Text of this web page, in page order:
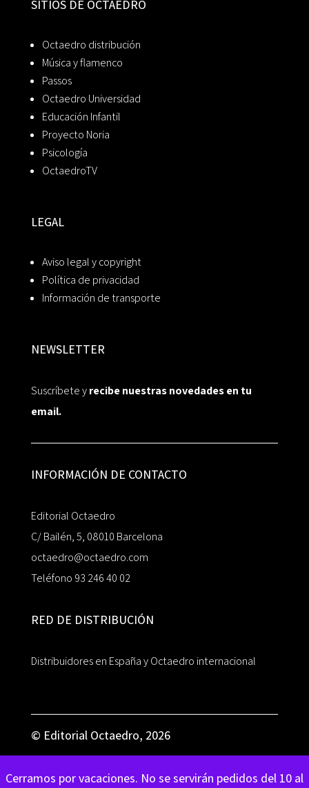
Cerramos por vacaciones. No se servirán pedidos del 10 al
SITIOS DE OCTAEDRO
Octaedro distribución
Música y flamenco
Passos
Octaedro Universidad
Educación Infantil
Proyecto Noria
Psicología
OctaedroTV
LEGAL
Aviso legal y copyright
Política de privacidad
Información de transporte
NEWSLETTER
Suscríbete yrecibe nuestras novedades en tu
email.
INFORMACIÓN DE CONTACTO
Editorial Octaedro
C/ Bailén, 5, 08010 Barcelona
octaedro@octaedro.com
Teléfono 93 246 40 02
RED DE DISTRIBUCIÓN
Distribuidores en España y Octaedro internacional
© Editorial Octaedro, 2026